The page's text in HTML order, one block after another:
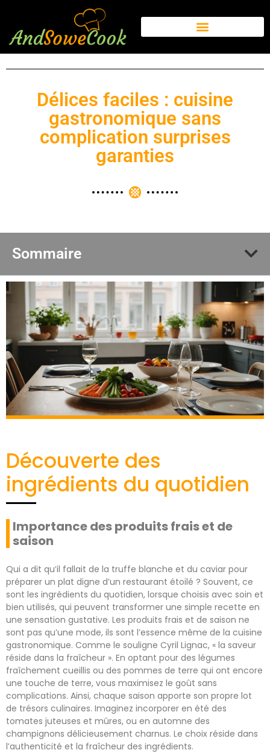
Délices faciles : cuisine
gastronomique sans
complication surprises
garanties
Sommaire
Découverte des
ingrédients du quotidien
Importance des produits frais et de
saison
Qui a dit qu’il fallait de la truffe blanche et du caviar pour
préparer un plat digne d’un restaurant étoilé ? Souvent, ce
sont les ingrédients du quotidien, lorsque choisis avec soin et
bien utilisés, qui peuvent transformer une simple recette en
une sensation gustative. Les produits frais et de saison ne
sont pas qu’une mode, ils sont l’essence même de la cuisine
gastronomique. Comme le souligne Cyril Lignac, « la saveur
réside dans la fraîcheur ». En optant pour des légumes
fraîchement cueillis ou des pommes de terre qui ont encore
une touche de terre, vous maximisez le goût sans
complications. Ainsi, chaque saison apporte son propre lot
de trésors culinaires. Imaginez incorporer en été des
tomates juteuses et mûres, ou en automne des
champignons délicieusement charnus. Le choix réside dans
l’authenticité et la fraîcheur des ingrédients.